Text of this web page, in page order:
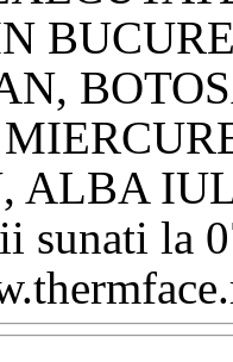
ALBA
sunati la